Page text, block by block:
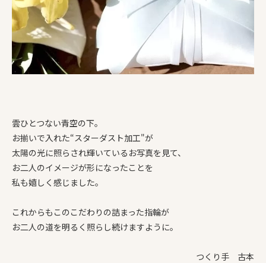
雲ひとつない青空の下。
お揃いで入れた“スターダスト加工"が
太陽の光に照らされ輝いているお写真を見て、
お二人のイメージが形になったことを
私も嬉しく感じました。
これからもこのこだわりの詰まった指輪が
お二人の道を明るく照らし続けますように。
つくり手 古本